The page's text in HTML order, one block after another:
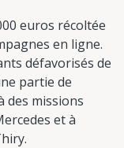
euros récoltée
en ligne.
défavorisés de
partie de
des missions
et à